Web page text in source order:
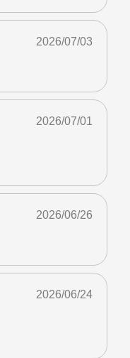
2026/07/03
2026/07/01
2026/06/26
2026/06/24